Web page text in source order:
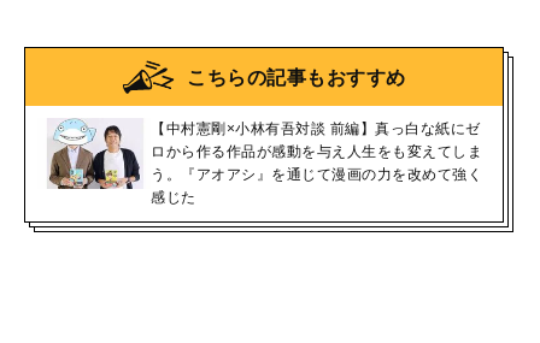
こちらの記事もおすすめ
【中村憲剛×小林有吾対談 前編】真っ白な紙にゼ
ロから作る作品が感動を与え人生をも変えてしま
う。『アオアシ』を通じて漫画の力を改めて強く
感じた